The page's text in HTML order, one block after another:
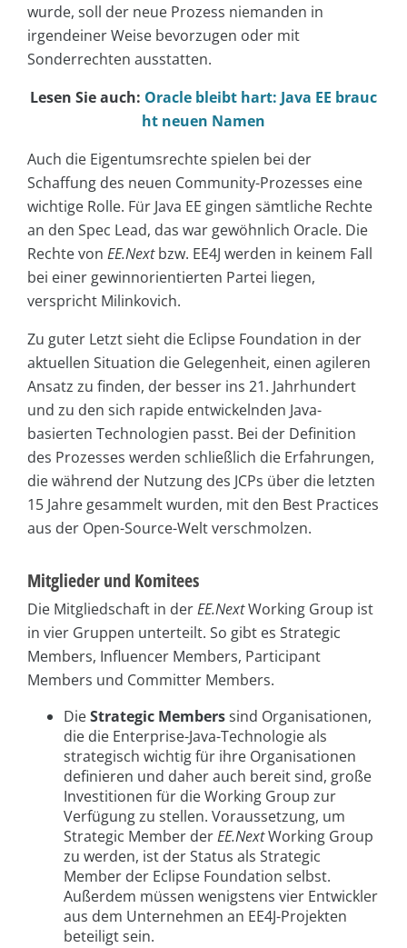
wurde, soll der neue Prozess niemanden in
irgendeiner Weise bevorzugen oder mit
Sonderrechten ausstatten.
Lesen Sie auch: Oracle bleibt hart: Java EE brauc
ht neuen Namen
Auch die Eigentumsrechte spielen bei der
Schaffung des neuen Community-Prozesses eine
wichtige Rolle. Für Java EE gingen sämtliche Rechte
an den Spec Lead, das war gewöhnlich Oracle. Die
Rechte von EE.Nextbzw. EE4J werden in keinem Fall
bei einer gewinnorientierten Partei liegen,
verspricht Milinkovich.
Zu guter Letzt sieht die Eclipse Foundation in der
aktuellen Situation die Gelegenheit, einen agileren
Ansatz zu finden, der besser ins 21. Jahrhundert
und zu den sich rapide entwickelnden Java-
basierten Technologien passt. Bei der Definition
des Prozesses werden schließlich die Erfahrungen,
die während der Nutzung des JCPs über die letzten
15 Jahre gesammelt wurden, mit den Best Practices
aus der Open-Source-Welt verschmolzen.
Mitglieder und Komitees
Die Mitgliedschaft in derEE.NextWorking Group ist
in vier Gruppen unterteilt. So gibt es Strategic
Members, Influencer Members, Participant
Members und Committer Members.
DieStrategic Memberssind Organisationen,
die die Enterprise-Java-Technologie als
strategisch wichtig für ihre Organisationen
definieren und daher auch bereit sind, große
Investitionen für die Working Group zur
Verfügung zu stellen. Voraussetzung, um
Strategic Member derEE.NextWorking Group
zu werden, ist der Status als Strategic
Member der Eclipse Foundation selbst.
Außerdem müssen wenigstens vier Entwickler
aus dem Unternehmen an EE4J-Projekten
beteiligt sein.